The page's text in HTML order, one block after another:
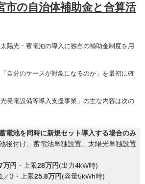
市の自治体補助金と合算活
陽光・蓄電池の導入に独自の補助金制度を用
自分のケースが対象になるのか」を最初に確
発電設備等導入支援事業」の主な内容は次の
電池を同時に新規セット導入する場合のみ
後付け、蓄電池単独設置、太陽光単独設置
万円 ・上限28万円(出力4kW時)
／3・上限25.8万円(容量5kWh時)